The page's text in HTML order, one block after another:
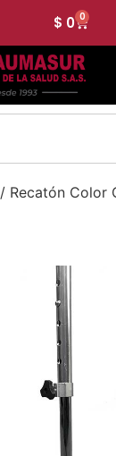
$ 0 0
/ Recatón Color